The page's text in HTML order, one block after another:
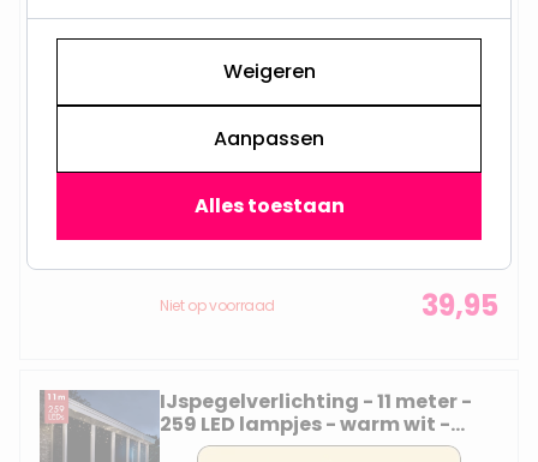
IJspegelverlichting - 20 meter -
functie
Voorzien van timer
Werkt op netstroom
Niet op voorraad 39,95
IJspegelverlichting - 11 meter -
259 LED lampjes - warm wit -
knipper functie
Weigeren
Aanpassen
Alles toestaan